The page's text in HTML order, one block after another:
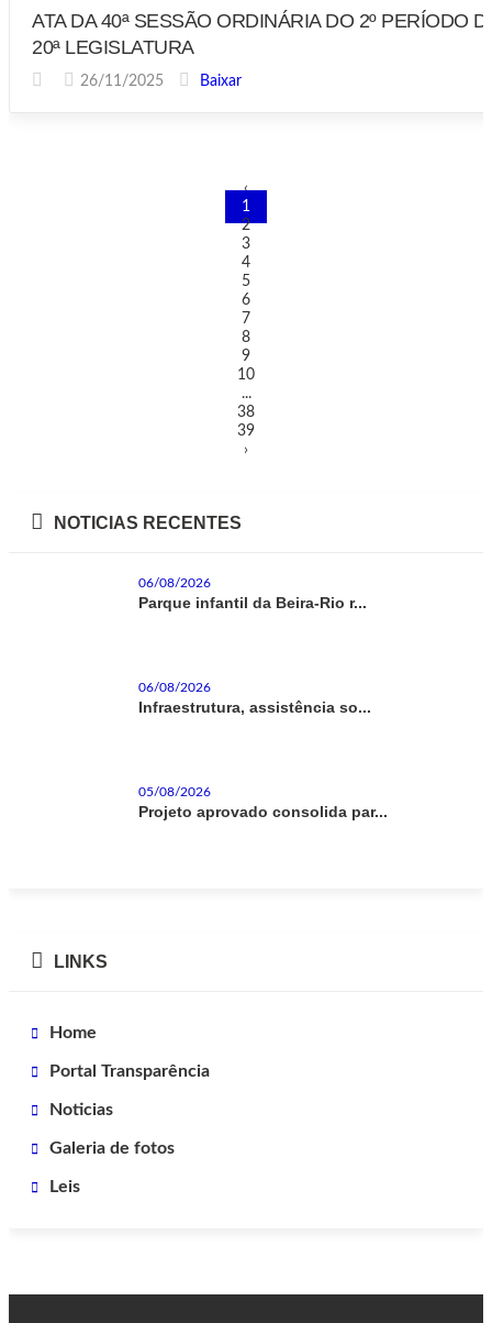
ATA DA 40ª SESSÃO ORDINÁRIA DO 2º PERÍODO
20ª LEGISLATURA
26/11/2025 Baixar
‹
1
2
3
4
5
6
7
8
9
10
...
38
39
›
NOTICIAS RECENTES
06/08/2026
Parque infantil da Beira-Rio r...
06/08/2026
Infraestrutura, assistência so...
05/08/2026
Projeto aprovado consolida par...
LINKS
Home
Portal Transparência
Noticias
Galeria de fotos
Leis